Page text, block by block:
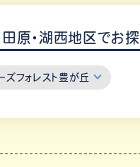
田原・湖西地区でお
ズフォレスト豊が丘